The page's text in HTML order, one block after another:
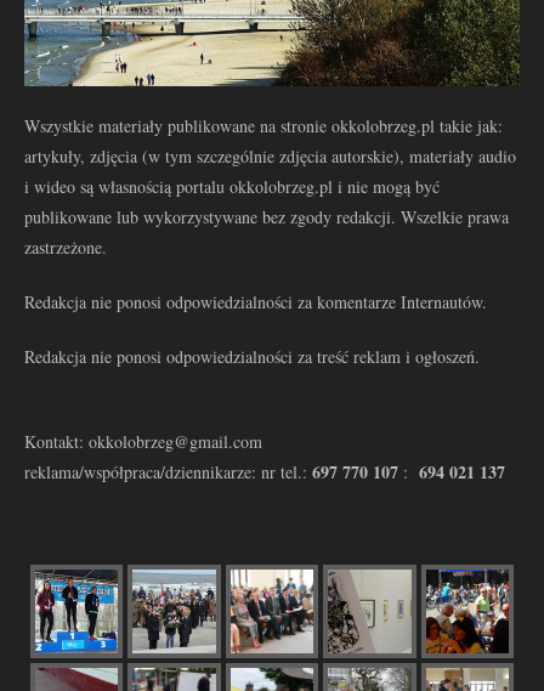
Wszystkie materiały publikowane na stronie okkolobrzeg.pl takie jak:
artykuły, zdjęcia (w tym szczególnie zdjęcia autorskie), materiały audio
i wideo są własnością portalu okkolobrzeg.pl i nie mogą być
publikowane lub wykorzystywane bez zgody redakcji. Wszelkie prawa
zastrzeżone.
Redakcja nie ponosi odpowiedzialności za komentarze Internautów.
Redakcja nie ponosi odpowiedzialności za treść reklam i ogłoszeń.
Kontakt: okkolobrzeg@gmail.com
reklama/współpraca/dziennikarze: nr tel.: 697 770 107 : 694 021 137